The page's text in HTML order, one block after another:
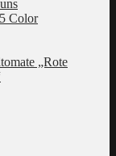
Color
„Rote